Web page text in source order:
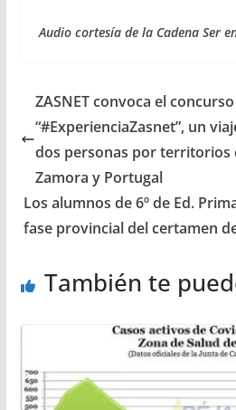
Audio cortesía de la Cadena Ser
ZASNET convoca el concurso
“#ExperienciaZasnet”, un
dos personas por territorios
Zamora y Portugal
Los alumnos de 6º de Ed.
fase provincial del certamen
También te